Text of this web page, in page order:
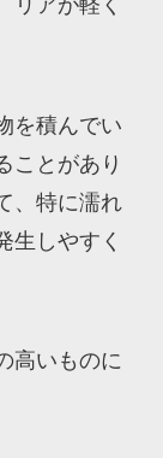
を積んでい
ことがあり
、特に濡れ
生しやすく
高いものに